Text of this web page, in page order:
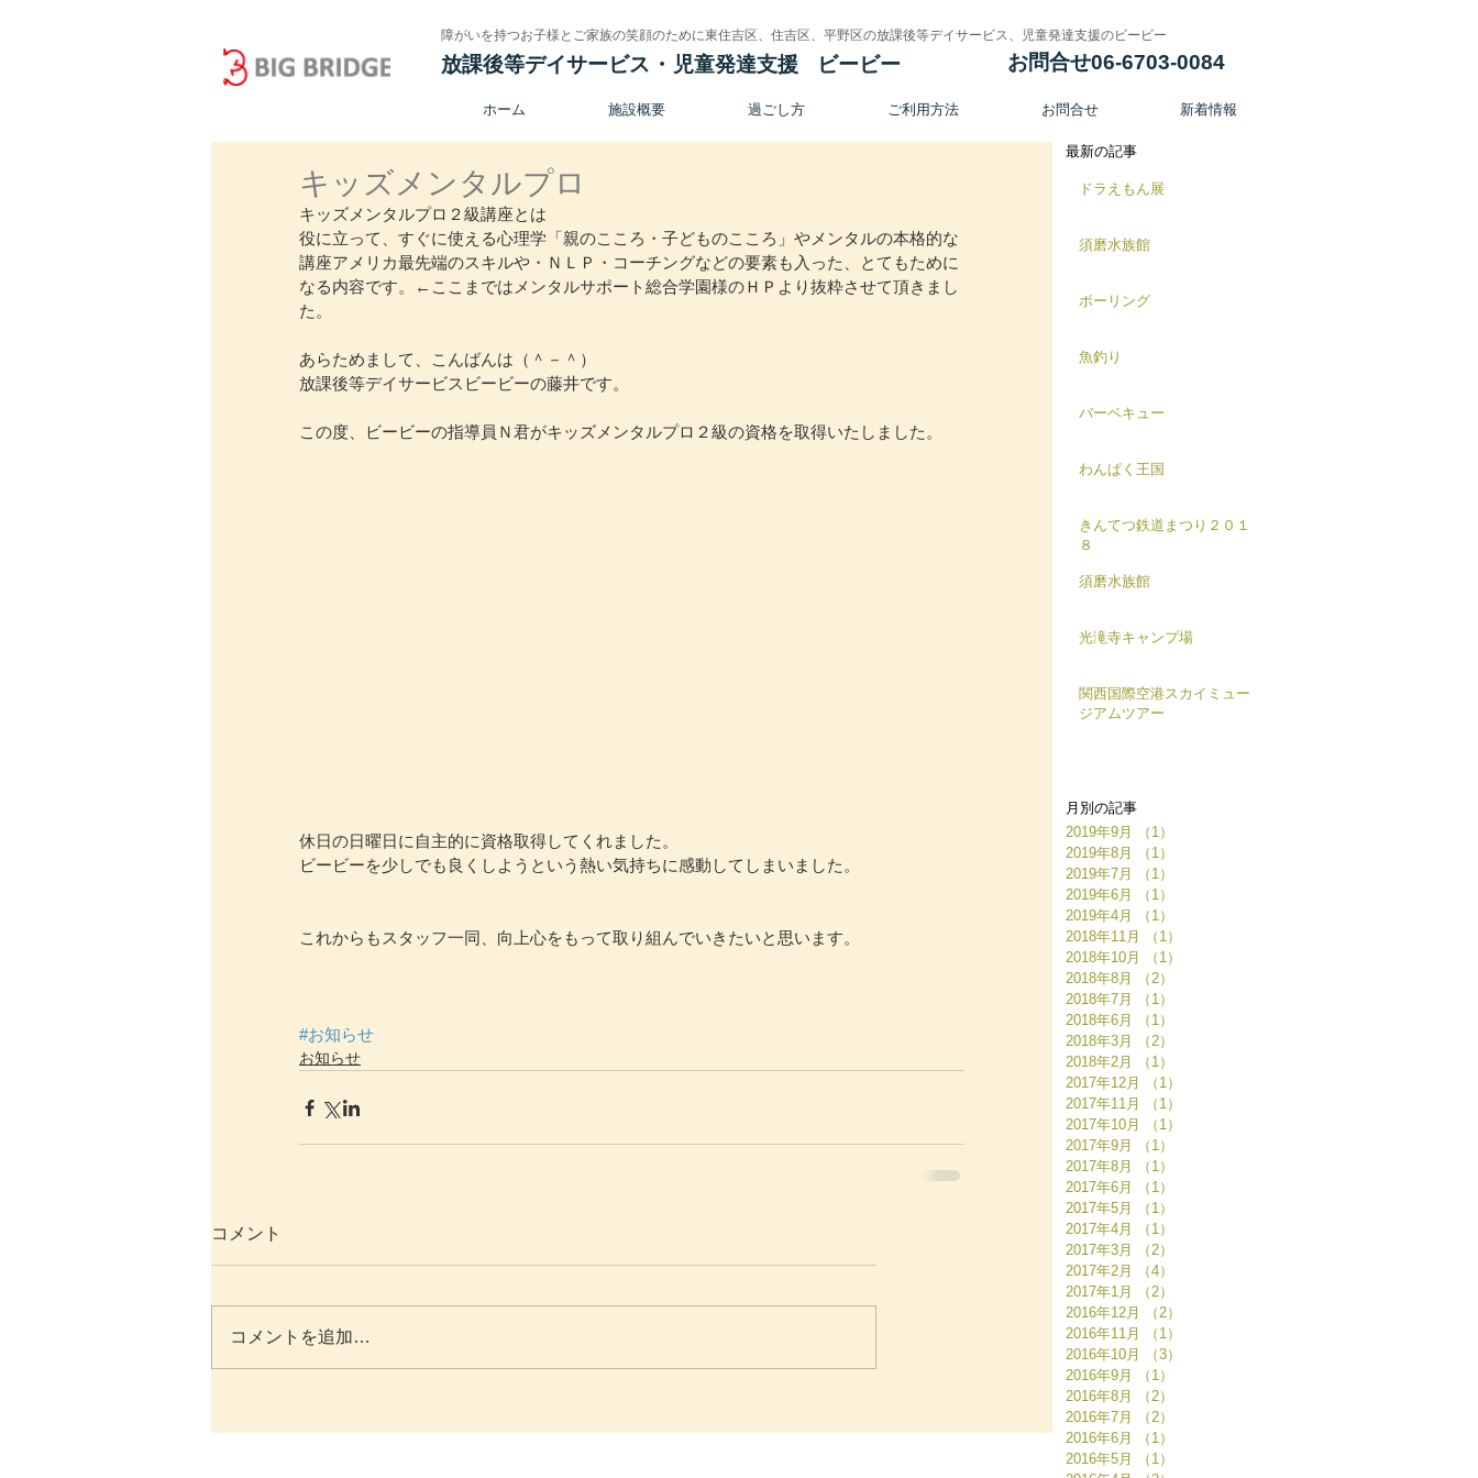
障がいを持つお子様とご家族の笑顔のために東住吉区、住吉区、平野区の放課後等デイサービス、児童発達支援のビービー
放課後等デイサービス ・ 児童発達支援 ビービー お問合せ06-6703-0084
ホーム 施設概要 過ごし方 ご利用方法 お問合せ 新着情報
キッズメンタルプロ
キッズメンタルプロ２級講座とは
役に立って、すぐに使える心理学「親のこころ・子どものこころ」やメンタルの本格的な
講座アメリカ最先端のスキルや・ＮＬＰ・コーチングなどの要素も入った、とてもために
なる内容です。←ここまではメンタルサポート総合学園様のＨＰより抜粋させて頂きまし
た。
あらためまして、こんばんは（＾－＾）
放課後等デイサービスビービーの藤井です。
この度、ビービーの指導員Ｎ君がキッズメンタルプロ２級の資格を取得いたしました。
休日の日曜日に自主的に資格取得してくれました。
ビービーを少しでも良くしようという熱い気持ちに感動してしまいました。
これからもスタッフ一同、向上心をもって取り組んでいきたいと思います。
#お知らせ
お知らせ
コメント
コメントを追加…
最新の記事
ドラえもん展
須磨水族館
ボーリング
魚釣り
バーベキュー
わんぱく王国
きんてつ鉄道まつり２０１
８
須磨水族館
光滝寺キャンプ場
関西国際空港スカイミュー
ジアムツアー
月別の記事
2019年9月
（1）
2019年8月
（1）
2019年7月
（1）
2019年6月
（1）
2019年4月
（1）
2018年11月
（1）
2018年10月
（1）
2018年8月
（2）
2018年7月
（1）
2018年6月
（1）
2018年3月
（2）
2018年2月
（1）
2017年12月
（1）
2017年11月
（1）
2017年10月
（1）
2017年9月
（1）
2017年8月
（1）
2017年6月
（1）
2017年5月
（1）
2017年4月
（1）
2017年3月
（2）
2017年2月
（4）
2017年1月
（2）
2016年12月
（2）
2016年11月
（1）
2016年10月
（3）
2016年9月
（1）
2016年8月
（2）
2016年7月
（2）
2016年6月
（1）
2016年5月
（1）